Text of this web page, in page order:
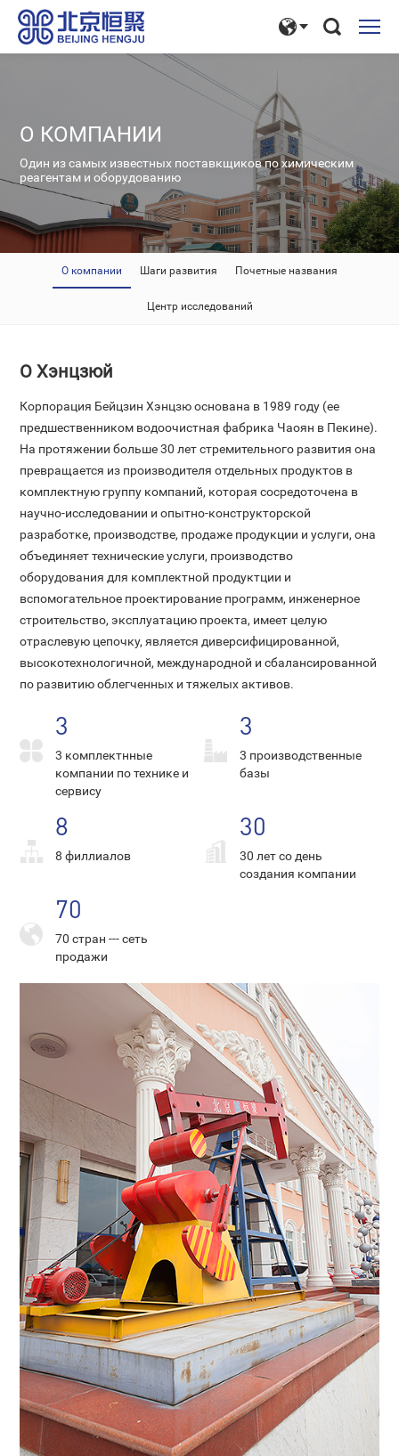
О КОМПАНИИ
Один из самых известных поставкщиков по химическим
реагентам и оборудованию
О компании Шаги развития Почетные названия
Центр исследований
О Хэнцзюй
Корпорация Бейцзин Хэнцзю основана в 1989 году (ее
предшественником водоочистная фабрика Чаоян в Пекине).
На протяжении больше 30 лет стремительного развития она
превращается из производителя отдельных продуктов в
комплектную группу компаний, которая сосредоточена в
научно-исследовании и опытно-конструкторской
разработке, производстве, продаже продукции и услуги, она
объединяет технические услуги, производство
оборудования для комплектной продуктции и
вспомогательное проектирование программ, инженерное
строительство, эксплуатацию проекта, имеет целую
отраслевую цепочку, является диверсифицированной,
высокотехнологичной, международной и сбалансированной
по развитию облегченных и тяжелых активов.
3
3 комплектнные
компании по технике и
сервису
3
3 производственные
базы
8
8 филлиалов
30
30 лет со день
создания компании
70
70 стран --- сеть
продажи